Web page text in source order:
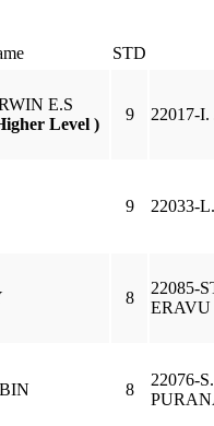
STD
E.S
Level )
9 22017-
9 22033-
8
22085-
ERAVU
8
22076-